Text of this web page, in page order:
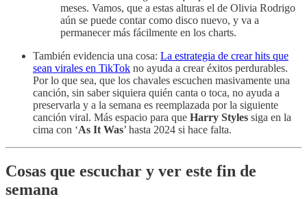
meses. Vamos, que a estas alturas el de Olivia Rodrigo
aún se puede contar como disco nuevo, y va a
permanecer más fácilmente en los charts.
También evidencia una cosa: La estrategia de crear hits que
sean virales en TikTok no ayuda a crear éxitos perdurables.
Por lo que sea, que los chavales escuchen masivamente una
canción, sin saber siquiera quién canta o toca, no ayuda a
preservarla y a la semana es reemplazada por la siguiente
canción viral. Más espacio para que Harry Styles siga en la
cima con ‘As It Was’ hasta 2024 si hace falta.
Cosas que escuchar y ver este fin de
semana